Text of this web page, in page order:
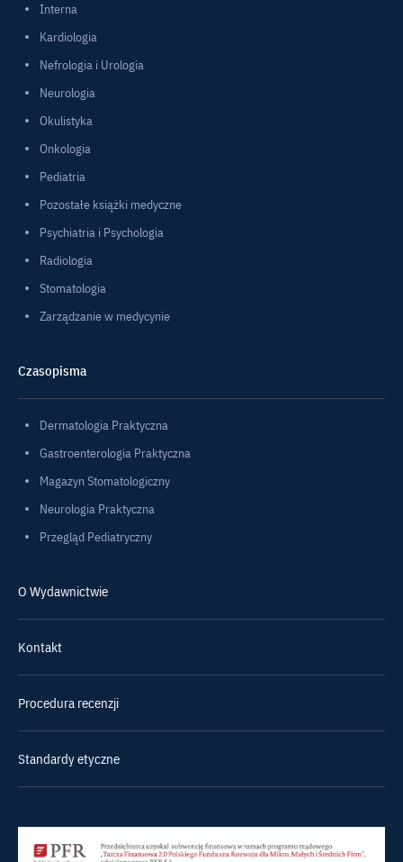
Interna
Kardiologia
Nefrologia i Urologia
Neurologia
Okulistyka
Onkologia
Pediatria
Pozostałe książki medyczne
Psychiatria i Psychologia
Radiologia
Stomatologia
Zarządzanie w medycynie
Czasopisma
Dermatologia Praktyczna
Gastroenterologia Praktyczna
Magazyn Stomatologiczny
Neurologia Praktyczna
Przegląd Pediatryczny
O Wydawnictwie
Kontakt
Procedura recenzji
Standardy etyczne